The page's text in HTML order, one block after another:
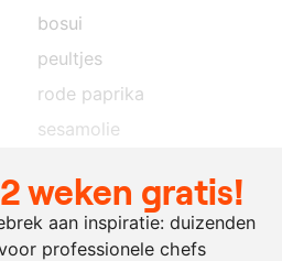
bosui
peultjes
rode paprika
sesamolie
knoflook
Chinese sojasaus
2 weken gratis!
aan inspiratie: duizenden
professionele chefs